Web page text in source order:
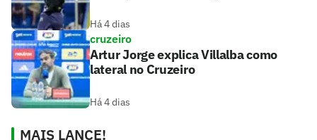
Há 4 dias
cruzeiro
Artur Jorge explica Villalba como
lateral no Cruzeiro
Há 4 dias
MAIS LANCE!